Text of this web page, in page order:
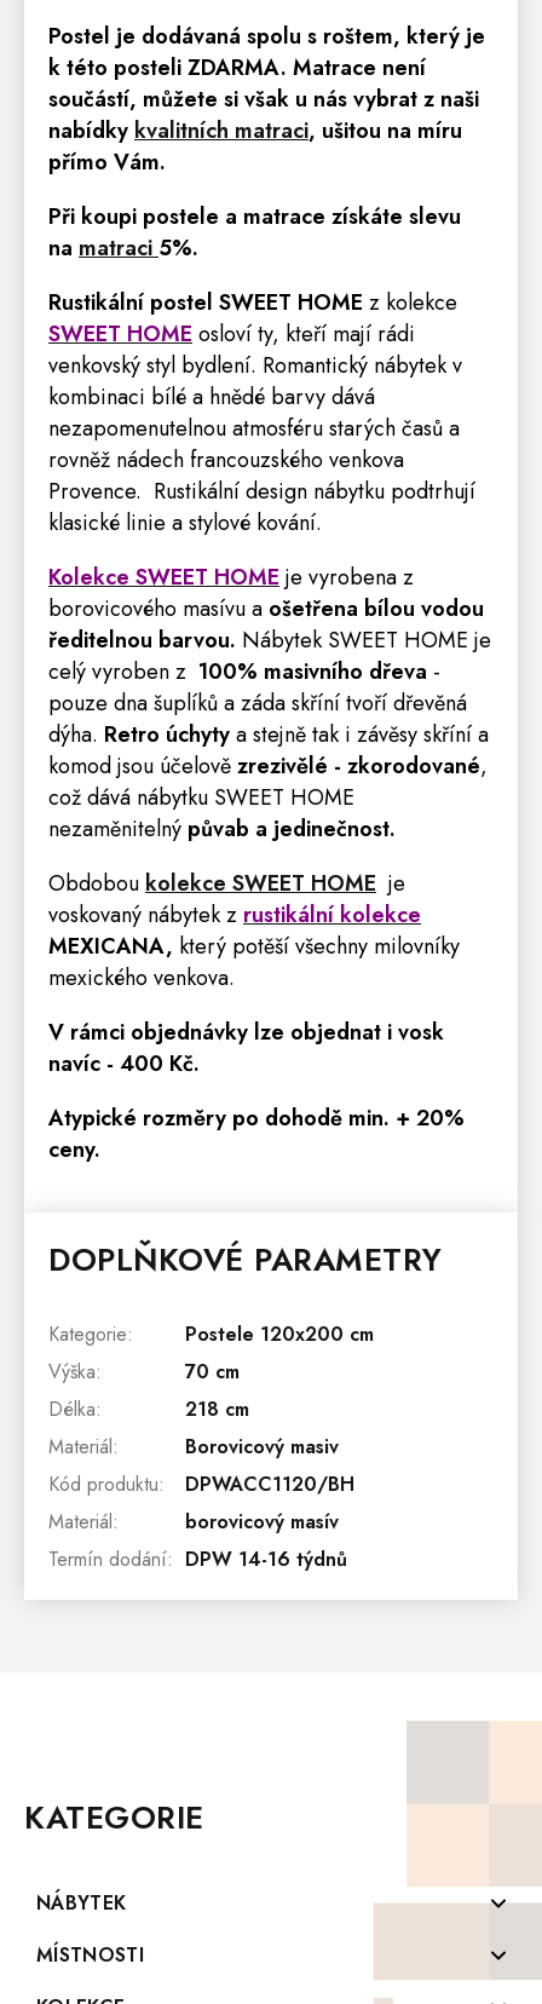
Postel je dodávaná spolu s roštem, který je
k této posteli ZDARMA. Matrace není
součástí, můžete si však u nás vybrat z naši
nabídky kvalitních matraci, ušitou na míru
přímo Vám.
Při koupi postele a matrace získáte slevu
na matraci 5%.
Rustikální postel SWEET HOME z kolekce
SWEET HOME osloví ty, kteří mají rádi
venkovský styl bydlení. Romantický nábytek v
kombinaci bílé a hnědé barvy dává
nezapomenutelnou atmosféru starých časů a
rovněž nádech francouzského venkova
Provence. Rustikální design nábytku podtrhují
klasické linie a stylové kování.
Kolekce SWEET HOME je vyrobena z
borovicového masívu a ošetřena bílou vodou
ředitelnou barvou. Nábytek SWEET HOME je
celý vyroben z 100% masivního dřeva -
pouze dna šuplíků a záda skříní tvoří dřevěná
dýha. Retro úchytya stejně tak i závěsy skříní a
komod jsou účelovězrezivělé - zkorodované,
což dává nábytku SWEET HOME
nezaměnitelný půvab a jedinečnost.
Obdobou kolekce SWEET HOME je
voskovaný nábytek z rustikální kolekce
MEXICANA, který potěší všechny milovníky
mexického venkova.
V rámci objednávky lze objednat i vosk
navíc - 400 Kč.
Atypické rozměry po dohodě min. + 20%
ceny.
DOPLŇKOVÉ PARAMETRY
Kategorie:
Postele 120x200 cm
Výška:
70 cm
Délka:
218 cm
Materiál:
Borovicový masiv
Kód produktu:
DPWACC1120/BH
Materiál:
borovicový masív
Termín dodání: DPW 14-16 týdnů
KATEGORIE
NÁBYTEK
Komody z masivu
Konferenční stolky z masivu
MÍSTNOSTI